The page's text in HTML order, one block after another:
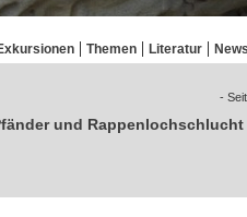
Themen Literatur News
-
und Rappenlochschlucht